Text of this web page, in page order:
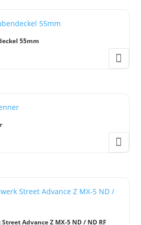
55mm
Advance Z MX-5 ND / ND RF